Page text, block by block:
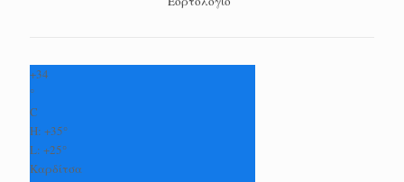
+34
°
C
H: +35°
L: +25°
Καρδίτσα